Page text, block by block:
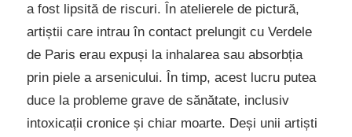
a fost lipsită de riscuri. În atelierele de pictură,
artiștii care intrau în contact prelungit cu Verdele
de Paris erau expuși la inhalarea sau absorbția
prin piele a arsenicului. În timp, acest lucru putea
duce la probleme grave de sănătate, inclusiv
intoxicații cronice și chiar moarte. Deși unii artiști